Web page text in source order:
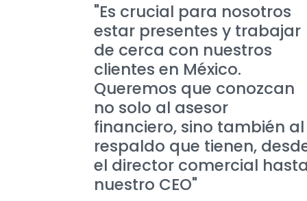
"Es crucial para nosotros
estar presentes y trabajar
de cerca con nuestros
clientes en México.
Queremos que conozcan
no solo al asesor
financiero, sino también al
respaldo que tienen,
el director comercial
nuestro CEO"